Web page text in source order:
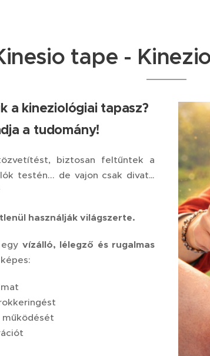
tape -
a kineziológiai tapasz?
a tudomány!
biztosan feltűntek a
testén... de vajon csak divat…
használják világszerte.
vízálló, lélegző és rugalmas